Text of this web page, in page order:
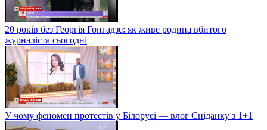
20 років без Георгія Гонгадзе: як живе родина вбитого
журналіста сьогодні
У чому феномен протестів у Білорусі — влог Сніданку з 1+1